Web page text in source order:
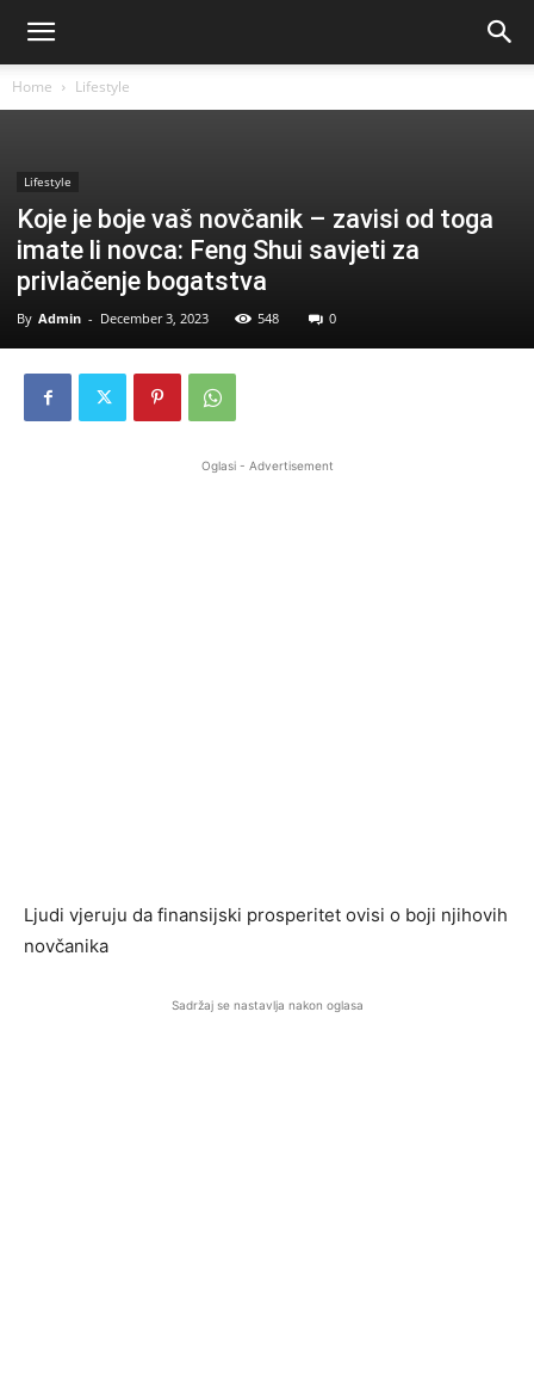
Home Lifestyle
Lifestyle
Koje je boje vaš novčanik – zavisi od toga
imate li novca: Feng Shui savjeti za
privlačenje bogatstva
By Admin - December 3, 2023 548 0
Oglasi - Advertisement
Ljudi vjeruju da finansijski prosperitet ovisi o boji njihovih
novčanika
Sadržaj se nastavlja nakon oglasa